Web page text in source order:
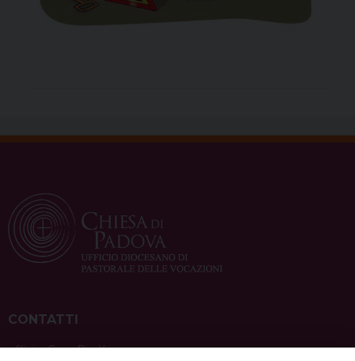
CONTATTI
ufficio: Casa Pio X